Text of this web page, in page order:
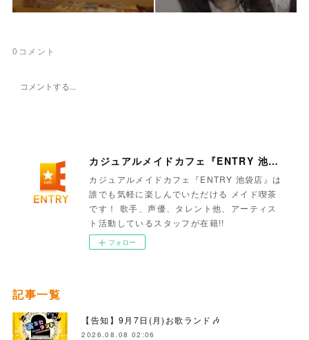
0 コメント
カジュアルメイドカフェ『ENTRY 池袋店』
カジュアルメイドカフェ『ENTRY 池袋店』は
誰でも気軽に楽しんでいただける メイド喫茶
です！ 歌手、声優、タレント他、アーティス
ト活動しているスタッフが在籍!!
フォロー
記事一覧
【告知】9月7日(月)お歌ランド🎶
2026.08.08 02:06